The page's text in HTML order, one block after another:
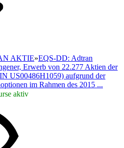
AKTIE»EQS-DD: Adtran
Erwerb von 22.277 Aktien der
US00486H1059) aufgrund der
im Rahmen des 2015 ...
aktiv